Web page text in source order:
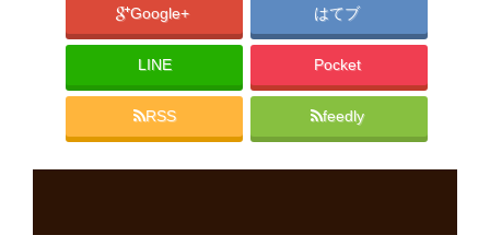
Google+ はてブ
LINE Pocket
RSS feedly